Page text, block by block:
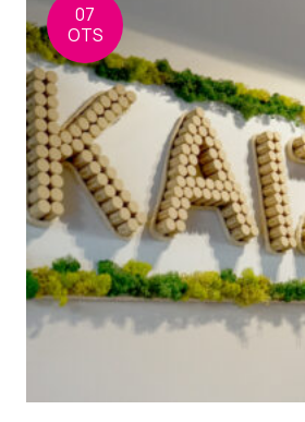
07
OTS